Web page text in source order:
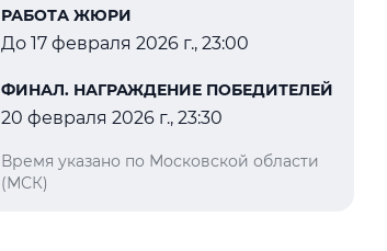
РАБОТА ЖЮРИ
До 17 февраля 2026 г., 23:00
ФИНАЛ. НАГРАЖДЕНИЕ ПОБЕДИТЕЛЕЙ
20 февраля 2026 г., 23:30
Время указано по Московской области
(МСК)